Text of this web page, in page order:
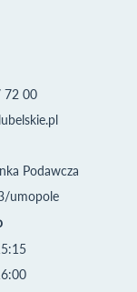
72 00
Podawcza
umopole